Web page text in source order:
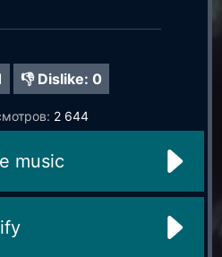
👎 Dislike: 0
2 644
music